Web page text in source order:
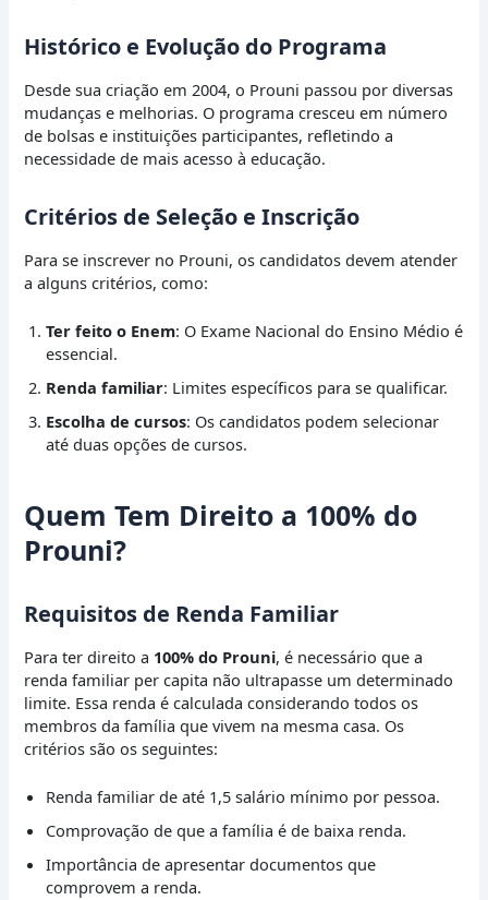
Histórico e Evolução do Programa
Desde sua criação em 2004, o Prouni passou por diversas
mudanças e melhorias. O programa cresceu em número
de bolsas e instituições participantes, refletindo a
necessidade de mais acesso à educação.
Critérios de Seleção e Inscrição
Para se inscrever no Prouni, os candidatos devem atender
a alguns critérios, como:
Ter feito o Enem: O Exame Nacional do Ensino Médio é
essencial.
Renda familiar: Limites específicos para se qualificar.
Escolha de cursos: Os candidatos podem selecionar
até duas opções de cursos.
Quem Tem Direito a 100% do
Prouni?
Requisitos de Renda Familiar
Para ter direito a 100% do Prouni, é necessário que a
renda familiar per capita não ultrapasse um determinado
limite. Essa renda é calculada considerando todos os
membros da família que vivem na mesma casa. Os
critérios são os seguintes:
Renda familiar de até 1,5 salário mínimo por pessoa.
Comprovação de que a família é de baixa renda.
Importância de apresentar documentos que
comprovem a renda.